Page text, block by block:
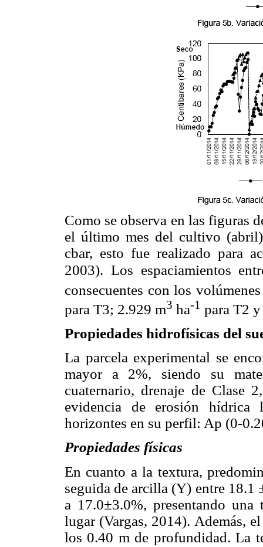
Como se observa en las figuras
el último mes del cultivo
cbar, esto fue realizado para
2003). Los espaciamientos
consecuentes con los
para T3; 2.929 m3 ha-1 para T2
Propiedades hidrofísicas del
La parcela experimental se
mayor a 2%, siendo su
cuaternario, drenaje de Clase
evidencia de erosión hídrica
horizontes en su perfil: Ap (0-
Propiedades físicas
En cuanto a la textura,
seguida de arcilla (Y) entre
a 17.0±3.0%, presentando
lugar (Vargas, 2014). Además,
los 0.40 m de profundidad. La